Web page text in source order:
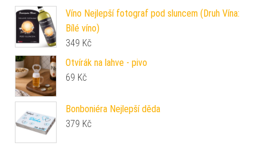
Víno Nejlepší fotograf pod sluncem (Druh Vína:
Bílé víno)
349 Kč
Otvírák na lahve - pivo
69 Kč
Bonboniéra Nejlepší děda
379 Kč